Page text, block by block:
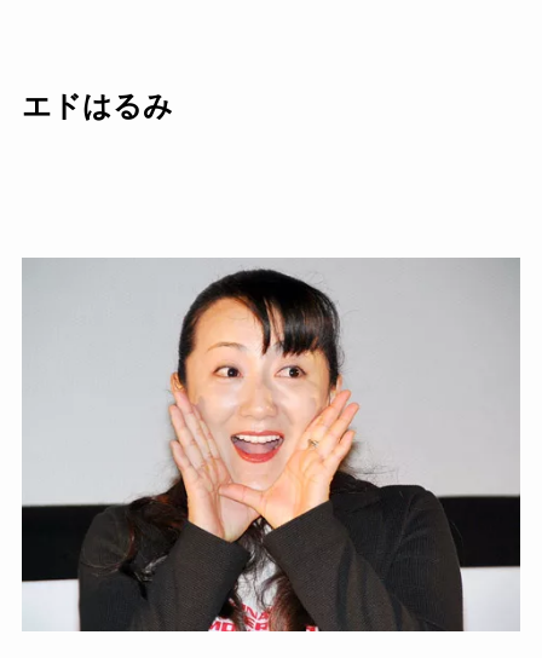
エドはるみ